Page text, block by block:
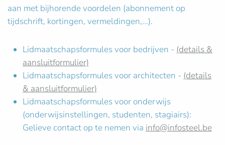
aan met bijhorende voordelen (abonnement op
tijdschrift, kortingen, vermeldingen,...).
Lidmaatschapsformules voor bedrijven - (details &
aansluitformulier)
Lidmaatschapsformules voor architecten - (details
& aansluitformulier)
Lidmaatschapsformules voor onderwijs
(onderwijsinstellingen, studenten, stagiairs):
Gelieve contact op te nemen via info@infosteel.be